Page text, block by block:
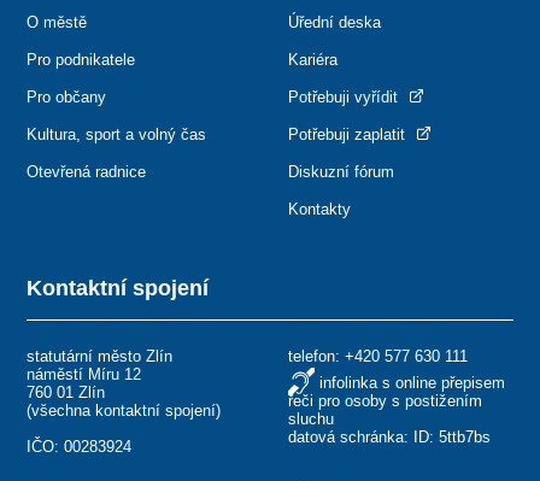
Kontaktní spojení
statutární město Zlín
náměstí Míru 12
760 01 Zlín
(všechna kontaktní spojení)
IČO: 00283924
telefon: +420 577 630 111
infolinka s online přepisem
řeči pro osoby s postižením
sluchu
datová schránka: ID: 5ttb7bs
O městě
Pro podnikatele
Pro občany
Kultura, sport a volný čas
Otevřená radnice
Úřední deska
Kariéra
Potřebuji vyřídit
Potřebuji zaplatit
Diskuzní fórum
Kontakty